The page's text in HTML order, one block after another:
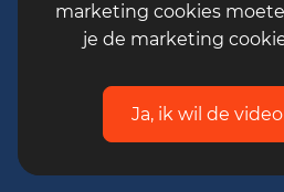
marketing cookies
je de marketing
Ja, ik wil de